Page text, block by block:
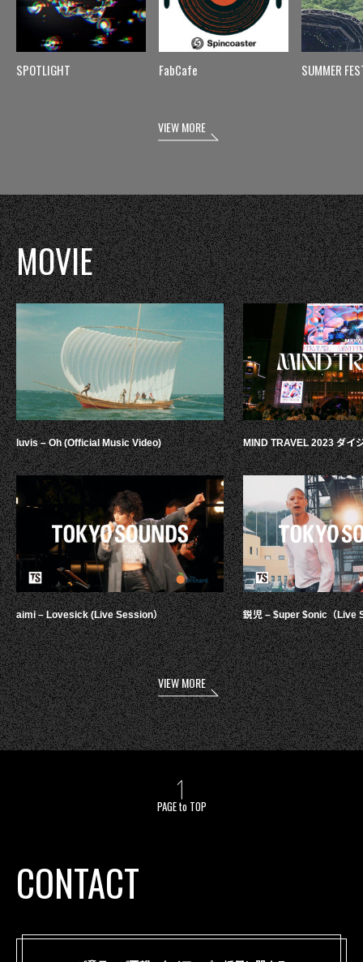
SPOTLIGHT FabCafe SUMMER
VIEW MORE
MOVIE
luvis – Oh (Official Music Video)
aimi – Lovesick (Live Session）
MIND TRAVEL 2023 ダイ
鋭児 – $uper $onic（Live
VIEW MORE
PAGE to TOP
CONTACT